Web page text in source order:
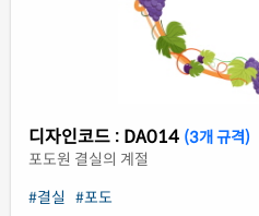
디자인코드 : DA014 (3개 규격)
포도원 결실의 계절
#결실
#포도